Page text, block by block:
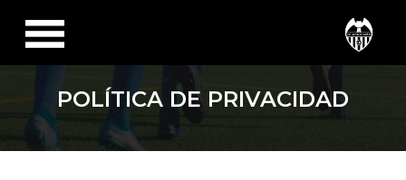
POLÍTICA DE PRIVACIDAD